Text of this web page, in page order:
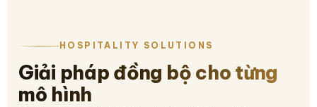
HOSPITALITY SOLUTIONS
Giải pháp đồng bộ cho từng
mô hình